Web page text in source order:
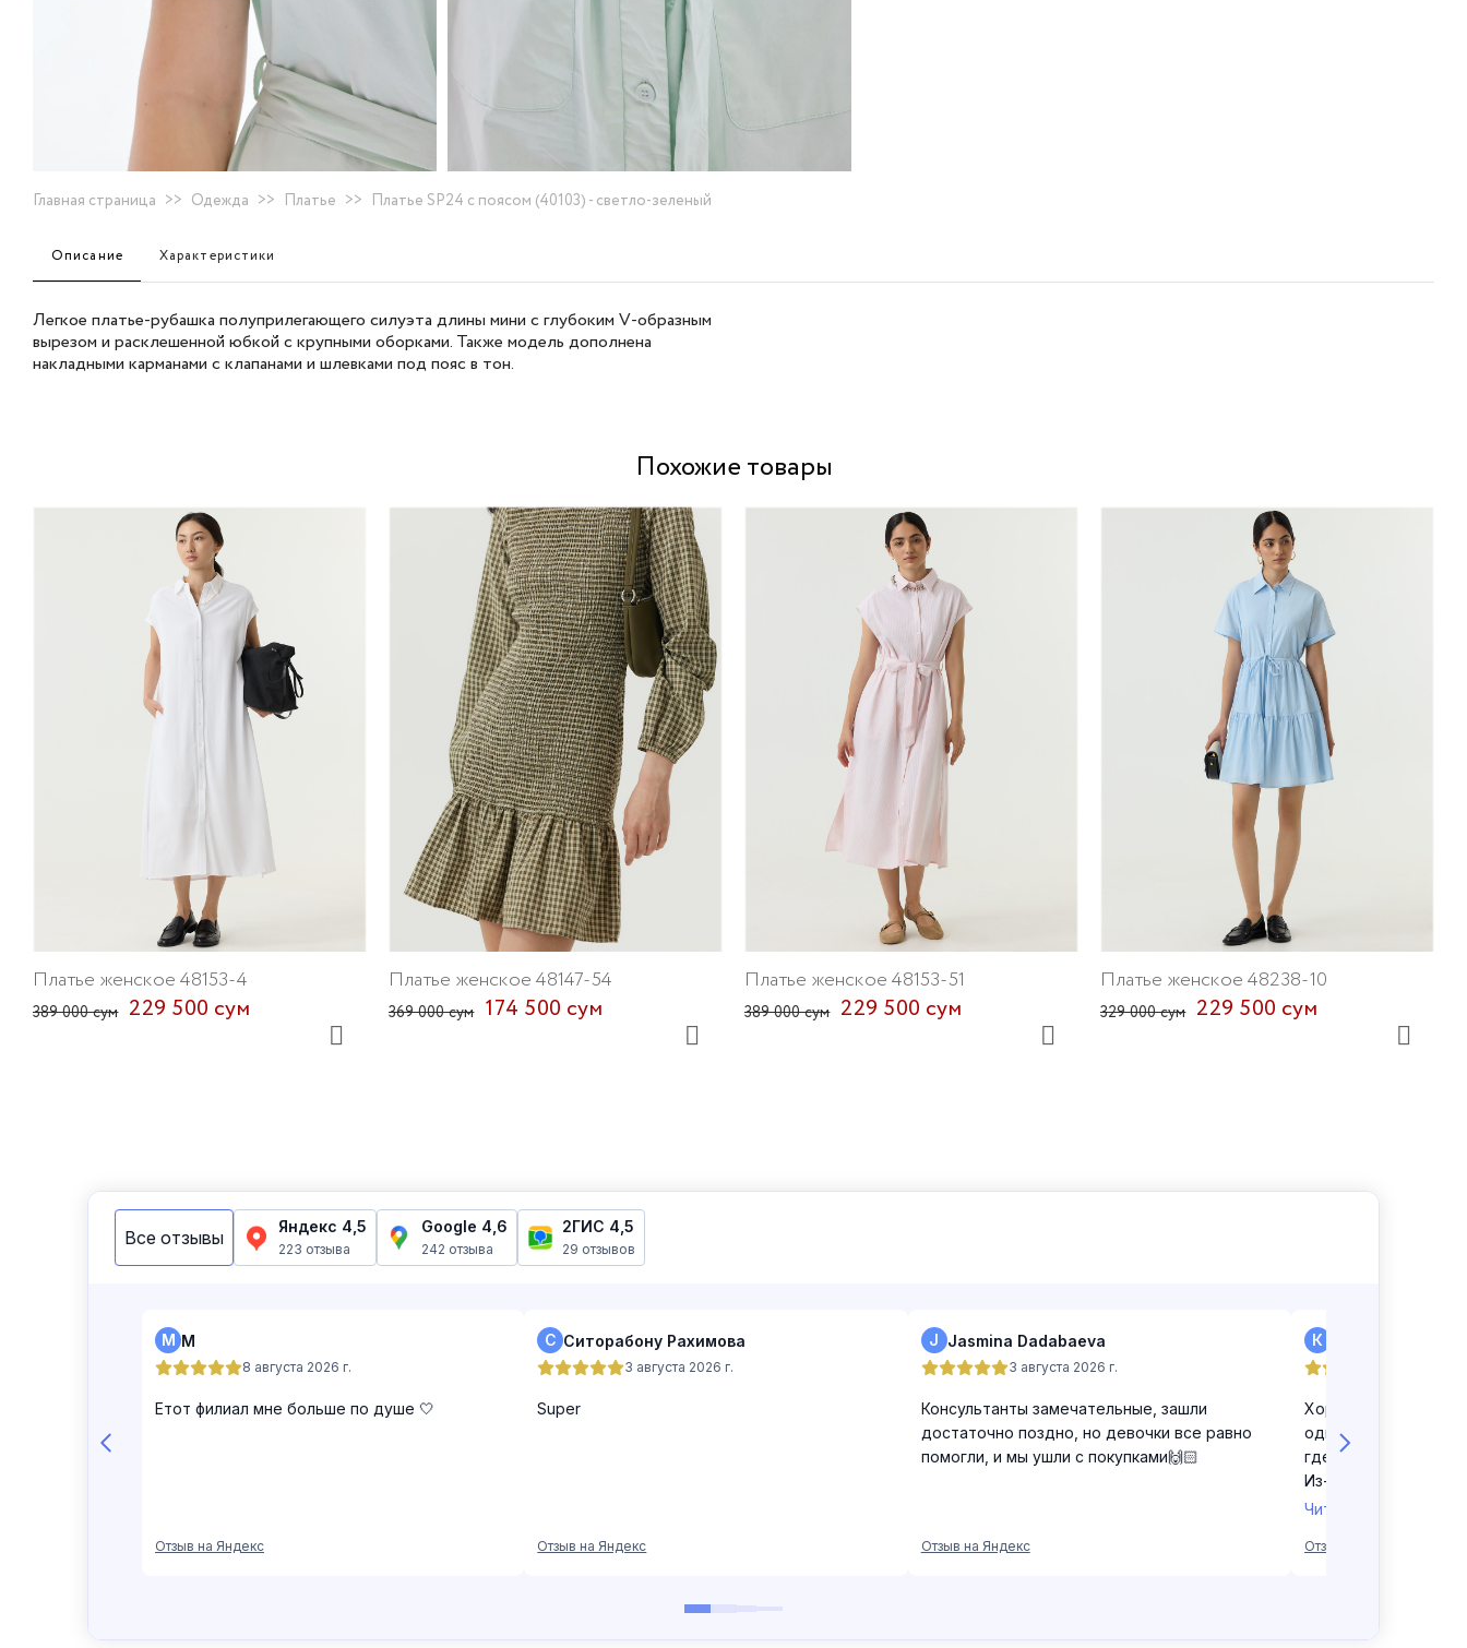
Главная страница >> Одежда >> Платье >> Платье SP24 с поясом (40103) - светло-зеленый
Описание Характеристики
Легкое платье-рубашка полуприлегающего силуэта длины мини с глубоким V-образным
вырезом и расклешенной юбкой с крупными оборками. Также модель дополнена
накладными карманами с клапанами и шлевками под пояс в тон.
Похожие товары
Платье женское 48153-4
389 000 сум 229 500 сум
Платье женское 48147-54
369 000 сум 174 500 сум
Платье женское 48153-51
389 000 сум 229 500 сум
Платье женское 48238-10
329 000 сум 229 500 сум